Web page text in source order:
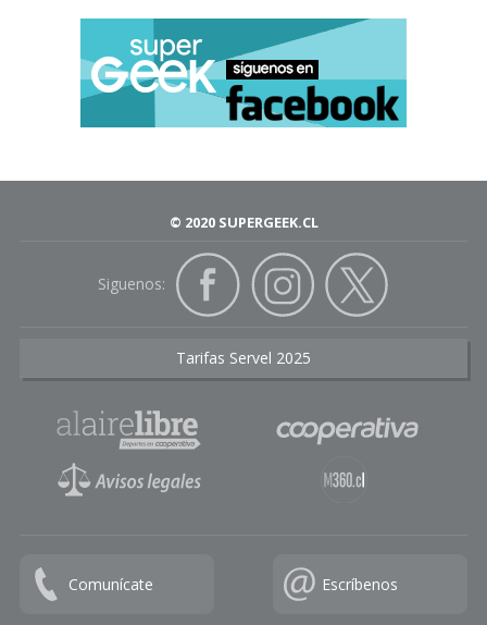
© 2020 SUPERGEEK.CL
Siguenos:
Tarifas Servel 2025
Comunícate Escríbenos